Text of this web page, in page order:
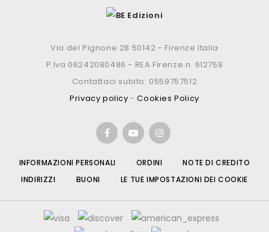
Via del Pignone 28 50142 - Firenze Italia
P.Iva 06242080486 - REA Firenze n. 612758
Contattaci subito: 0559757512
Privacy policy -Cookies Policy
INFORMAZIONI PERSONALI ORDINI
NOTE DI CREDITO
INDIRIZZI
BUONI LE TUE IMPOSTAZIONI DEI COOKIE